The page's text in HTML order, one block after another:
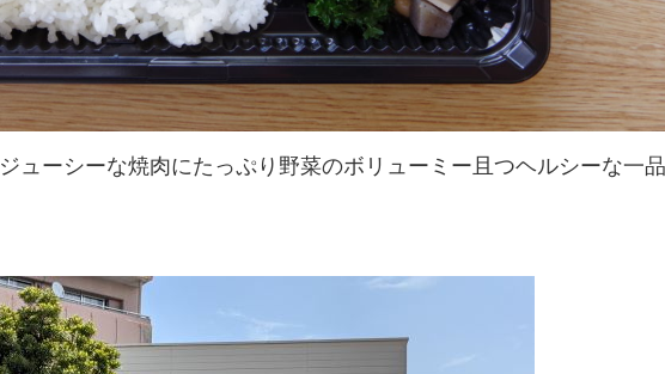
ジューシーな焼肉にたっぷり野菜のボリューミー且つヘルシーな一品